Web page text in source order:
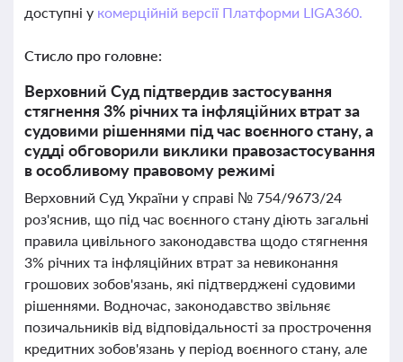
доступні у комерційній версії Платформи LIGA360.
Стисло про головне:
Верховний Суд підтвердив застосування
стягнення 3% річних та інфляційних втрат за
судовими рішеннями під час воєнного стану, а
судді обговорили виклики правозастосування
в особливому правовому режимі
Верховний Суд України у справі № 754/9673/24
роз'яснив, що під час воєнного стану діють загальні
правила цивільного законодавства щодо стягнення
3% річних та інфляційних втрат за невиконання
грошових зобов'язань, які підтверджені судовими
рішеннями. Водночас, законодавство звільняє
позичальників від відповідальності за прострочення
кредитних зобов'язань у період воєнного стану, але